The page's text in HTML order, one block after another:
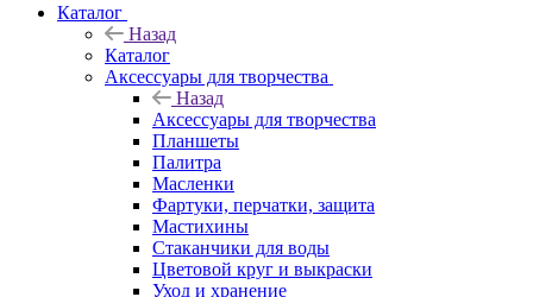
Каталог
Назад
Каталог
Аксессуары для творчества
Назад
Аксессуары для творчества
Планшеты
Палитра
Масленки
Фартуки, перчатки, защита
Мастихины
Стаканчики для воды
Цветовой круг и выкраски
Уход и хранение